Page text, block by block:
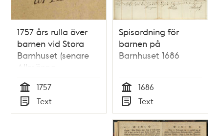
1757 års rulla över
barnen vid Stora
Barnhuset (senare
Allmänna
Barnhuset)
Tid
1757
Typ
Text
Spisordning för
barnen på
Barnhuset 1686
Tid
1686
Typ
Text